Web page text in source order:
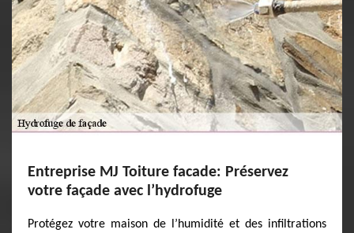
Entreprise MJ Toiture facade: Préservez
votre façade avec l’hydrofuge
Protégez votre maison de l’humidité et des infiltrations